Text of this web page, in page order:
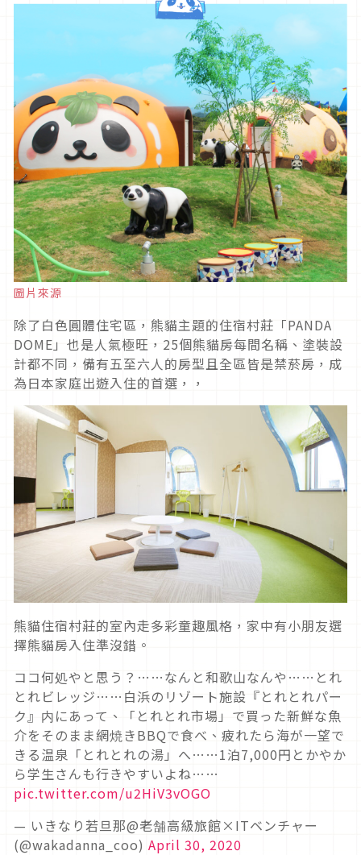
圖片來源
除了白色圓體住宅區，熊貓主題的住宿村莊「PANDA
DOME」也是人氣極旺，25個熊貓房每間名稱、塗裝設
計都不同，備有五至六人的房型且全區皆是禁菸房，成
為日本家庭出遊入住的首選，，
熊貓住宿村莊的室內走多彩童趣風格，家中有小朋友選
擇熊貓房入住準沒錯。
ココ何処やと思う？……なんと和歌山なんや……とれ
とれビレッジ……白浜のリゾート施設『とれとれパー
ク』内にあって、「とれとれ市場」で買った新鮮な魚
介をそのまま網焼きBBQで食べ、疲れたら海が一望で
きる温泉「とれとれの湯」へ……1泊7,000円とかやか
ら学生さんも行きやすいよね……
pic.twitter.com/u2HiV3vOGO
— いきなり若旦那@老舗高級旅館×ITベンチャー
(@wakadanna_coo) April 30, 2020